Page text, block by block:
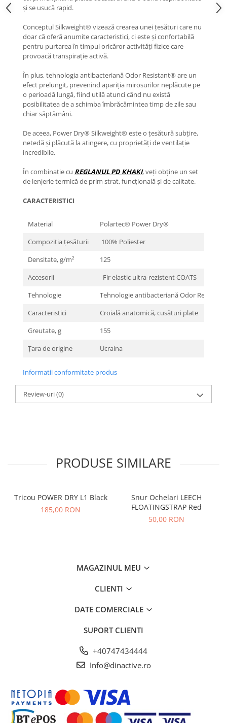
și se usucă rapid.
Conceptul Silkweight®️ vizează crearea unei țesături care nu
doar că oferă anumite caracteristici, ci este și confortabilă
pentru purtarea în timpul oricăror activități fizice care
provoacă transpirație activă.
În plus, tehnologia antibacteriană Odor Resistant®️ are un
efect prelungit, prevenind apariția mirosurilor neplăcute pe
o perioadă lungă, fiind utilă atunci când nu există
posibilitatea de a schimba îmbrăcămintea timp de zile sau
chiar săptămâni.
De aceea, Power Dry®️ Silkweight®️ este o țesătură subțire,
netedă și plăcută la atingere, cu proprietăți de ventilație
incredibile.
În combinație cu REGLANUL PD KHAKI, veți obține un set
de lenjerie termică de prim strat, funcțională și de calitate.
CARACTERISTICI
Material
Polartec®️ Power Dry®️
Compoziția țesăturii
100% Poliester
Densitate, g/m²
125
Accesorii
Fir elastic ultra-rezistent COATS
Tehnologie
Tehnologie antibacteriană Odor
Caracteristici
Croială anatomică, cusături plate
Greutate, g
155
Țara de origine
Ucraina
Informatii conformitate produs
Review-uri(0)
PRODUSE SIMILARE
Tricou POWER DRY L1 Black
185,00 RON
Snur Ochelari LEECH
FLOATINGSTRAP Red
50,00 RON
MAGAZINUL MEU
CLIENTI
DATE COMERCIALE
SUPORT CLIENTI
+40747434444
Info@dinactive.ro